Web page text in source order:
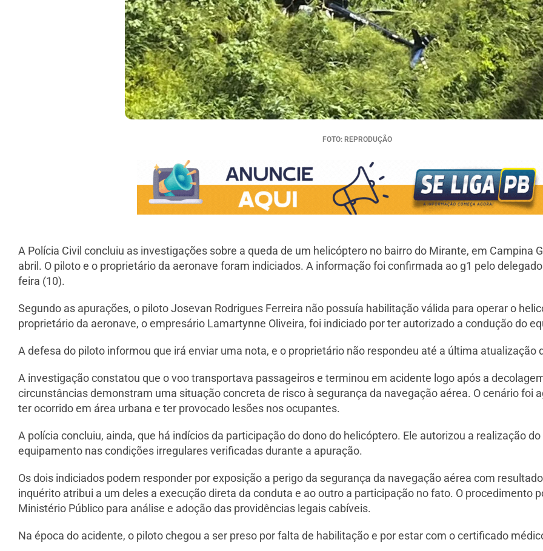
FOTO: REPRODUÇÃO
A Polícia Civil concluiu as investigações sobre a queda de um helicóptero no bairro do Mirante, em Campina
abril. O piloto e o proprietário da aeronave foram indiciados. A informação foi confirmada ao g1 pelo
feira (10).
Segundo as apurações, o piloto Josevan Rodrigues Ferreira não possuía habilitação válida para operar o
proprietário da aeronave, o empresário Lamartynne Oliveira, foi indiciado por ter autorizado a condução do
A defesa do piloto informou que irá enviar uma nota, e o proprietário não respondeu até a última atualização
A investigação constatou que o voo transportava passageiros e terminou em acidente logo após a
circunstâncias demonstram uma situação concreta de risco à segurança da navegação aérea. O cenário foi
ter ocorrido em área urbana e ter provocado lesões nos ocupantes.
A polícia concluiu, ainda, que há indícios da participação do dono do helicóptero. Ele autorizou a realização
equipamento nas condições irregulares verificadas durante a apuração.
Os dois indiciados podem responder por exposição a perigo da segurança da navegação aérea com
inquérito atribui a um deles a execução direta da conduta e ao outro a participação no fato. O procedimento
Ministério Público para análise e adoção das providências legais cabíveis.
Na época do acidente, o piloto chegou a ser preso por falta de habilitação e por estar com o certificado